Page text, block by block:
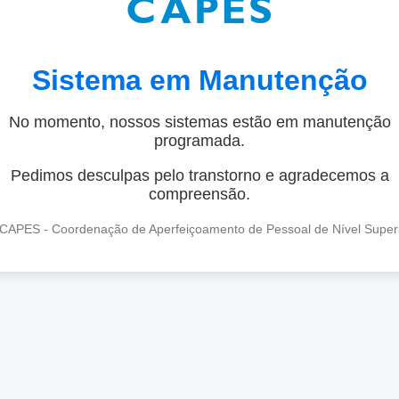
Sistema em Manutenção
No momento, nossos sistemas estão em manutenção
programada.
Pedimos desculpas pelo transtorno e agradecemos a
compreensão.
- Coordenação de Aperfeiçoamento de Pessoal de Nível